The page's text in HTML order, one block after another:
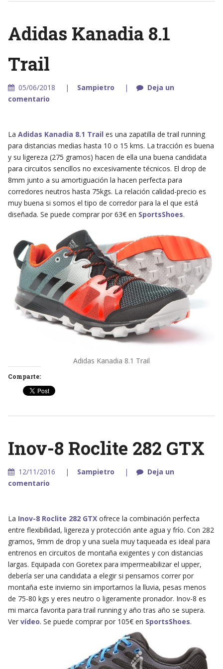
Adidas Kanadia 8.1
Trail
05/06/2018 Sampietro
Deja un
comentario
La Adidas Kanadia 8.1 Trail es una zapatilla de trail running
para distancias medias hasta 10 o 15 kms. La tracción es buena
y su ligereza (275 gramos) hacen de ella una buena candidata
para circuitos sencillos no excesivamente técnicos. El drop de
8mm junto a su amortiguación la hacen perfecta para
corredores neutros hasta 75kgs. La relación calidad-precio es
muy buena si somos el tipo de corredor para la el que está
diseñada. Se puede comprar por 63€ en SportsShoes.
Adidas Kanadia 8.1 Trail
Comparte:
Inov-8 Roclite 282 GTX
12/11/2016 Sampietro
Deja un
comentario
La Inov-8 Roclite 282 GTXofrece la combinación perfecta
entre flexibilidad, ligereza y protección ante agua y frío. Con 282
gramos, 9mm de drop y una suela muy taqueada es ideal para
entrenos en circuitos de montaña exigentes y con distancias
largas. Equipada con Goretex para impermeabilizar el upper,
debería ser una candidata a elegir si pensamos correr por
montaña este invierno sin importarnos la lluvia, pesas menos
de 75-80 kgs y eres neutro o ligeramente pronador. Inov-8 es
mi marca favorita para trail running y año tras año se supera.
Ver vídeo. Se puede comprar por 105€ en SportsShoes.